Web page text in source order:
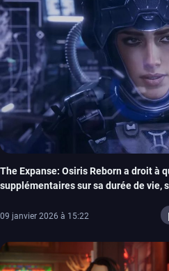
The Expanse: Osiris Reborn a droit à
supplémentaires sur sa durée de vie,
09 janvier 2026 à 15:22